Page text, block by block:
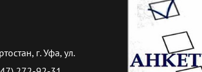
г. Уфа, ул.